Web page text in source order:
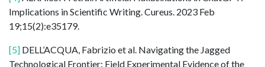
Implications in Scientific Writing. Cureus. 2023 Feb
19;15(2):e35179.
[5] DELL’ACQUA, Fabrizio et al. Navigating the Jagged
Technological Frontier: Field Experimental Evidence of the